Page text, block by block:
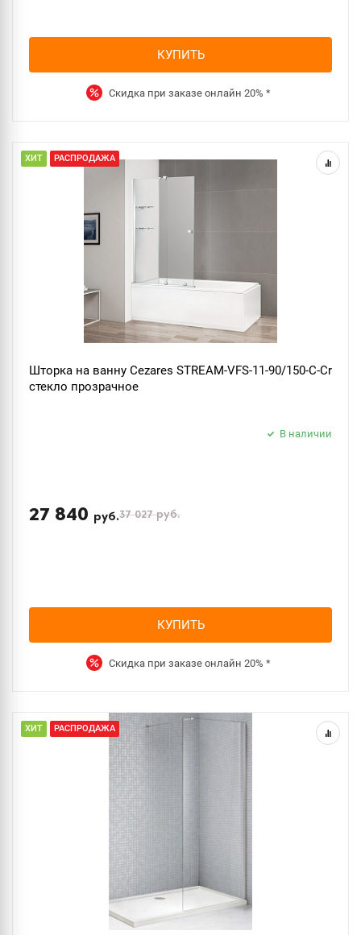
КУПИТЬ
Скидка при заказе онлайн 20% *
ХИТ РАСПРОДАЖА
Шторка на ванну Cezares STREAM-VFS-11-90/150-C-Cr
стекло прозрачное
В наличии
27 840 руб.37 027руб.
КУПИТЬ
Скидка при заказе онлайн 20% *
ХИТ РАСПРОДАЖА